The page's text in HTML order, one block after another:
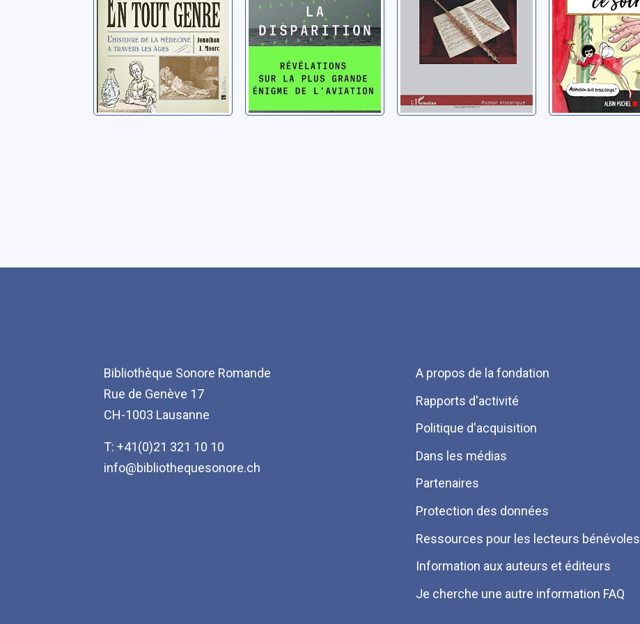
travers les âges
Bibliothèque Sonore Romande
Rue de Genève 17
CH-1003 Lausanne
T: +41(0)21 321 10 10
info@bibliothequesonore.ch
Menu
Pied
de
page
A propos de la fondation
Rapports d'activité
Politique d'acquisition
Dans les médias
Partenaires
Protection des données
Ressources pour les lecteurs bénévoles
Information aux auteurs et éditeurs
Je cherche une autre information FAQ